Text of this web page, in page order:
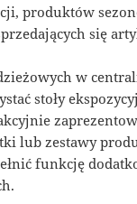
produktów
się
w
stoły
lub zestawy
funkcję